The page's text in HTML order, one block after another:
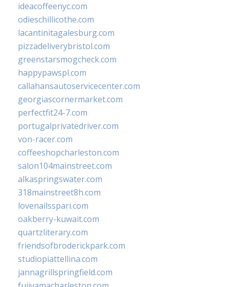
ideacoffeenyc.com
odieschillicothe.com
lacantinitagalesburg.com
pizzadeliverybristol.com
greenstarsmogcheck.com
happypawspl.com
callahansautoservicecenter.com
georgiascornermarket.com
perfectfit24-7.com
portugalprivatedriver.com
von-racer.com
coffeeshopcharleston.com
salon104mainstreet.com
alkaspringswater.com
318mainstreet8h.com
lovenailsspari.com
oakberry-kuwait.com
quartzliterary.com
friendsofbroderickpark.com
studiopiattellina.com
jannagrillspringfield.com